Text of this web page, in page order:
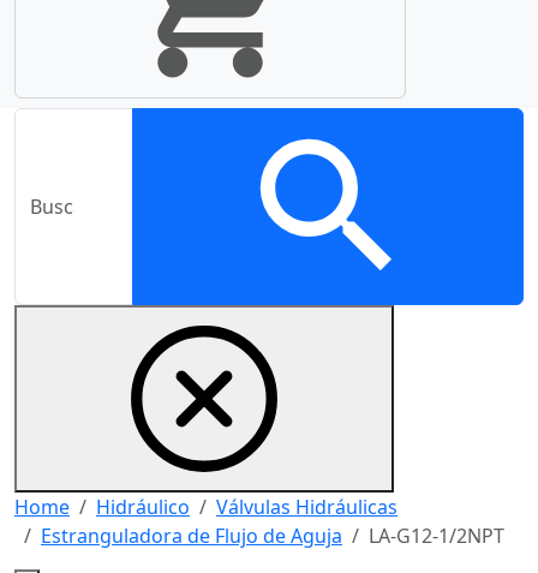
Home Hidráulico
Válvulas Hidráulicas
Estranguladora de Flujo de Aguja
LA-G12-1/2NPT